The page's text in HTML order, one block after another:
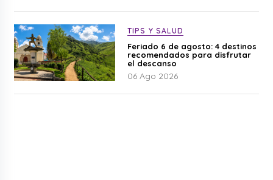
TIPS Y SALUD
Feriado 6 de agosto: 4 destinos
recomendados para disfrutar
el descanso
06 Ago 2026